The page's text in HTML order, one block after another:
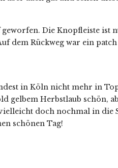
Die Knopfleiste ist
dem Rückweg war ein
in Köln nicht mehr in
gelbem Herbstlaub schön,
doch nochmal in die
schönen Tag!